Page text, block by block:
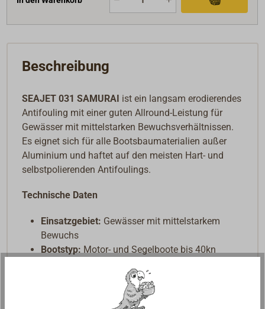
Beschreibung
SEAJET 031 SAMURAI ist ein langsam erodierendes
Antifouling mit einer guten Allround-Leistung für
Gewässer mit mittelstarken Bewuchsverhältnissen.
Es eignet sich für alle Bootsbaumaterialien außer
Aluminium und haftet auf den meisten Hart- und
selbstpolierenden Antifoulings.
Technische Daten
Einsatzgebiet: Gewässer mit mittelstarkem
Bewuchs
Bootstyp: Motor- und Segelboote bis 40kn
(mit passendem Primer)
ca. 9 m²/l
SEAJET THINNER A